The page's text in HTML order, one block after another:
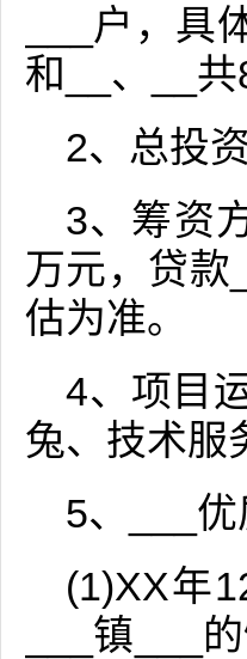
___户，
和__、__共
2、总投
3、筹资
万元，贷款
估为准。
4、项目
兔、技术服
5、___
(1)XX年
___镇___